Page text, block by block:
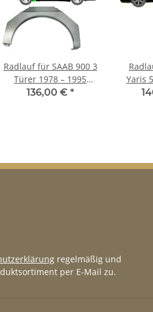
Radlauf für SAAB 900 3
Türer 1978 – 1995
rechts
136,00 € *
Yaris
regelmäßig und
per E-Mail zu.